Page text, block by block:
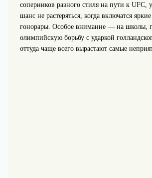
соперников разного стиля на пути к UFC,
шанс не растеряться, когда включатся
гонорары. Особое внимание — на школы,
олимпийскую борьбу с ударкой
оттуда чаще всего вырастают самые